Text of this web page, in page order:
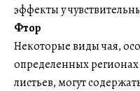
эффекты у
Фтор
Некоторые виды чая,
определенных
листьев, могут